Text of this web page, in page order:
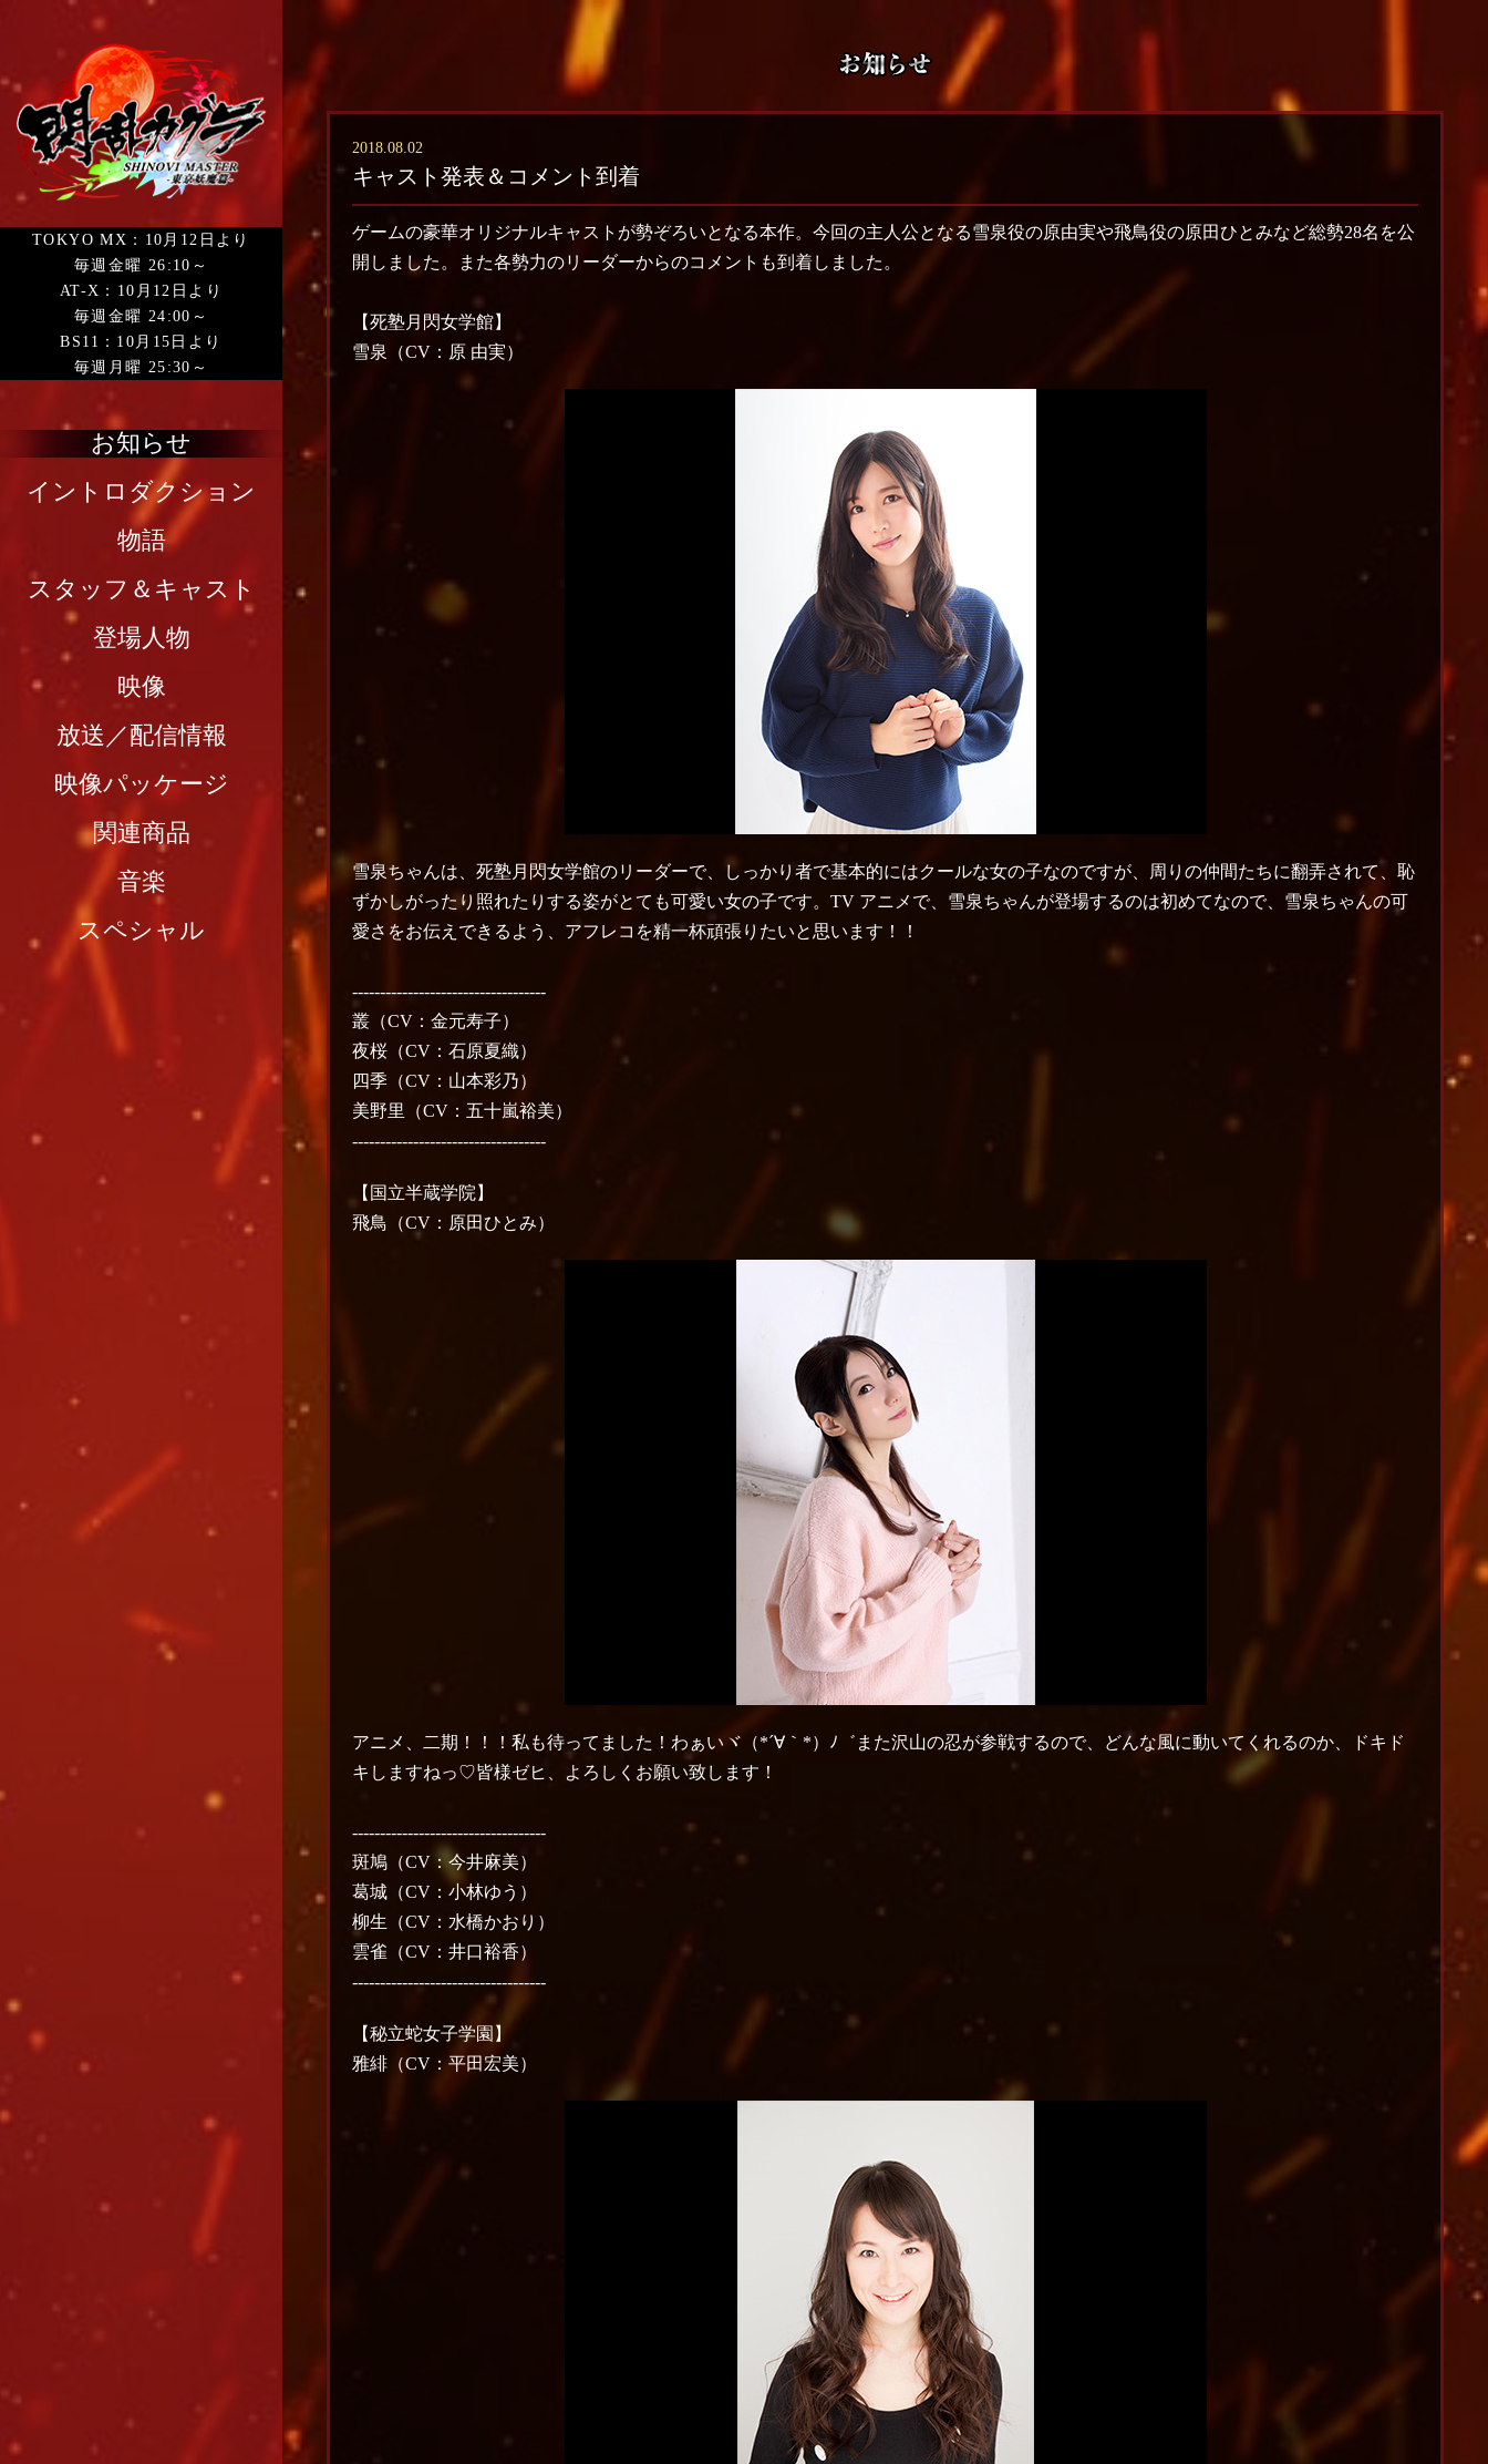
TOKYO MX：10月12日より
毎週金曜 26:10～
AT-X：10月12日より
毎週金曜 24:00～
BS11：10月15日より
毎週月曜 25:30～
お知らせ
イントロダクション
物語
スタッフ＆キャスト
登場人物
映像
放送／配信情報
映像パッケージ
関連商品
音楽
スペシャル
2018.08.02
キャスト発表＆コメント到着
ゲームの豪華オリジナルキャストが勢ぞろいとなる本作。今回の主人公となる雪泉役の原由実や飛鳥役の原田ひとみなど総勢28名を公
開しました。また各勢力のリーダーからのコメントも到着しました。
【死塾月閃女学館】
雪泉（CV：原 由実）
雪泉ちゃんは、死塾月閃女学館のリーダーで、しっかり者で基本的にはクールな女の子なのですが、周りの仲間たちに翻弄されて、恥
ずかしがったり照れたりする姿がとても可愛い女の子です。TV アニメで、雪泉ちゃんが登場するのは初めてなので、雪泉ちゃんの可
愛さをお伝えできるよう、アフレコを精一杯頑張りたいと思います！！
-----------------------------------
叢（CV：金元寿子）
夜桜（CV：石原夏織）
四季（CV：山本彩乃）
美野里（CV：五十嵐裕美）
-----------------------------------
【国立半蔵学院】
飛鳥（CV：原田ひとみ）
アニメ、二期！！！私も待ってました！わぁいヾ（*´∀｀*）ﾉ゛また沢山の忍が参戦するので、どんな風に動いてくれるのか、ドキド
キしますねっ♡皆様ゼヒ、よろしくお願い致します！
-----------------------------------
斑鳩（CV：今井麻美）
葛城（CV：小林ゆう）
柳生（CV：水橋かおり）
雲雀（CV：井口裕香）
-----------------------------------
【秘立蛇女子学園】
雅緋（CV：平田宏美）